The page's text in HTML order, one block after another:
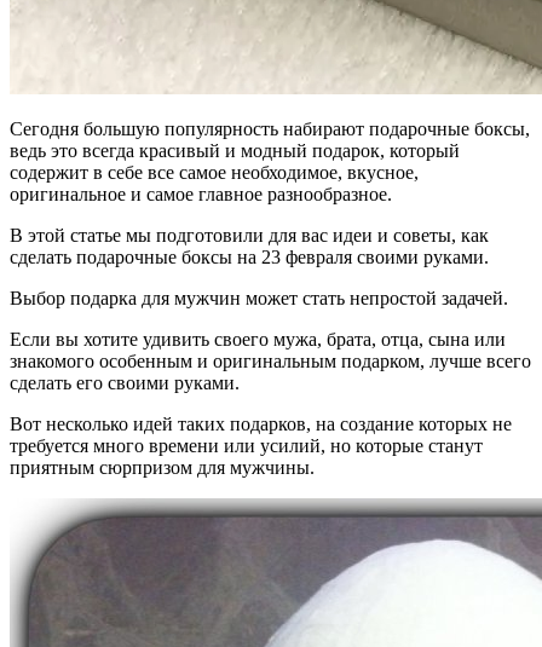
Сегодня большую популярность набирают подарочные боксы,
ведь это всегда красивый и модный подарок, который
содержит в себе все самое необходимое, вкусное,
оригинальное и самое главное разнообразное.
В этой статье мы подготовили для вас идеи и советы, как
сделать подарочные боксы на 23 февраля своими руками.
Выбор подарка для мужчин может стать непростой задачей.
Если вы хотите удивить своего мужа, брата, отца, сына или
знакомого особенным и оригинальным подарком, лучше всего
сделать его своими руками.
Вот несколько идей таких подарков, на создание которых не
требуется много времени или усилий, но которые станут
приятным сюрпризом для мужчины.